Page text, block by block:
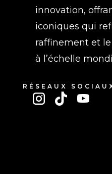
innovation,
iconiques qui
raffinement et
à l’échelle
RÉSEAUX